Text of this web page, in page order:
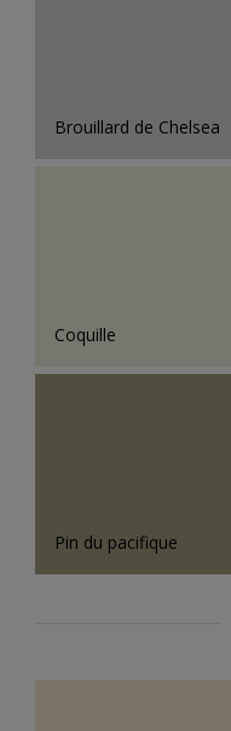
Brouillard de Chelsea
Coquille
Pin du pacifique